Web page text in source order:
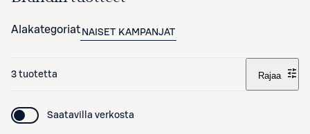
Alakategoriat NAISET KAMPANJAT
3 tuotetta Rajaa
Saatavilla verkosta